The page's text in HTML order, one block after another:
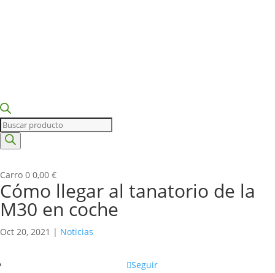
Búsqueda
de
productos
Carro 0 0,00 €
Cómo llegar al tanatorio de la
M30 en coche
Oct 20, 2021 | Noticias
Seguir